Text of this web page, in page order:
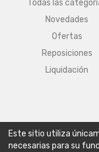
Todas las
Novedades
Ofertas
Reposiciones
Liquidación
Aviso legal
Este sitio utiliza
necesarias para su